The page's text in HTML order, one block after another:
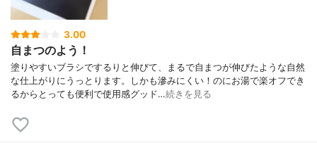
3.00
自まつのよう！
塗りやすいブラシでするりと伸びて、まるで自まつが伸びたような自然
な仕上がりにうっとります。しかも滲みにくい！のにお湯で楽オフでき
るからとっても便利で使用感グッド…続きを見る